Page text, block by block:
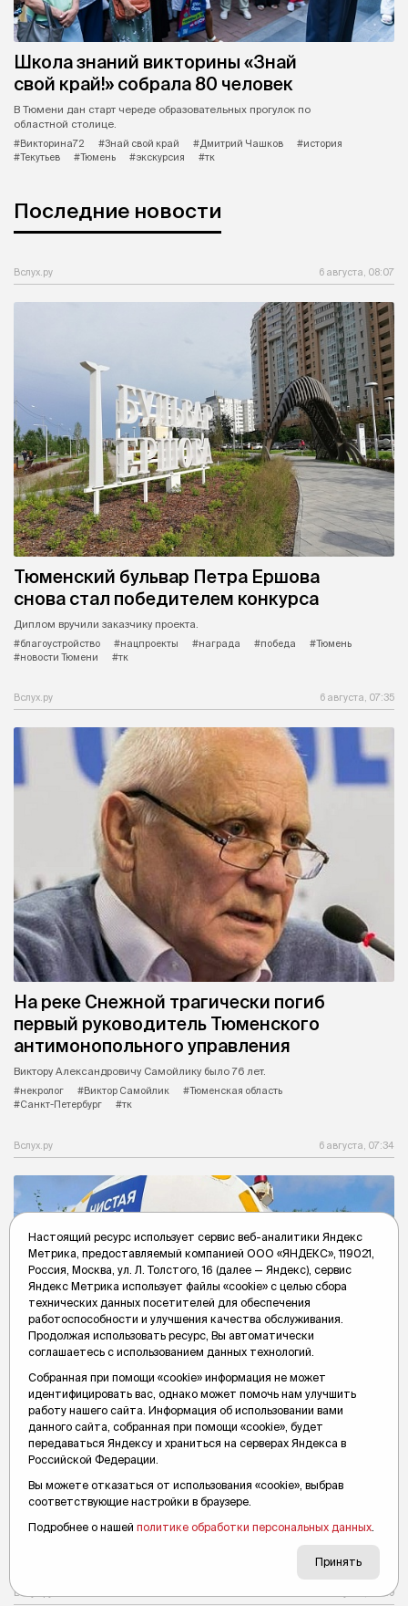
Школа знаний викторины «Знай
свой край!» собрала 80 человек
В Тюмени дан старт череде образовательных прогулок по
областной столице.
#Викторина72
#Знай свой край #Дмитрий Чашков
#история
#Текутьев
#Тюмень #экскурсия #тк
Последние новости
Вслух.ру 6 августа, 08:07
Тюменский бульвар Петра Ершова
снова стал победителем конкурса
Диплом вручили заказчику проекта.
#благоустройство
#нацпроекты #награда #победа
#Тюмень
#новости Тюмени
#тк
Вслух.ру 6 августа, 07:35
На реке Снежной трагически погиб
первый руководитель Тюменского
антимонопольного управления
Виктору Александровичу Самойлику было 76 лет.
#некролог
#Виктор Самойлик
#Тюменская область
#Санкт-Петербург
#тк
Вслух.ру 6 августа, 07:34
«Чистая вода» в Тюмени и
Тюменском округе: график 50
передвижных пунктов на 6 августа
Вслух.ру 6 августа, 06:59
Настоящий ресурс использует сервис веб-аналитики Яндекс
Метрика, предоставляемый компанией ООО «ЯНДЕКС», 119021,
Россия, Москва, ул. Л. Толстого, 16 (далее — Яндекс), сервис
Яндекс Метрика использует файлы «cookie» с целью сбора
технических данных посетителей для обеспечения
работоспособности и улучшения качества обслуживания.
Продолжая использовать ресурс, Вы автоматически
соглашаетесь с использованием данных технологий.
Собранная при помощи «cookie» информация не может
идентифицировать вас, однако может помочь нам улучшить
работу нашего сайта. Информация об использовании вами
данного сайта, собранная при помощи «cookie», будет
передаваться Яндексу и храниться на серверах Яндекса в
Российской Федерации.
Вы можете отказаться от использования «cookie», выбрав
соответствующие настройки в браузере.
Подробнее о нашей политике обработки персональных данных
Принять